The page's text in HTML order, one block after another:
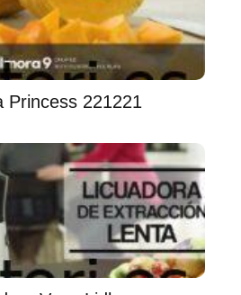
Princess 221221